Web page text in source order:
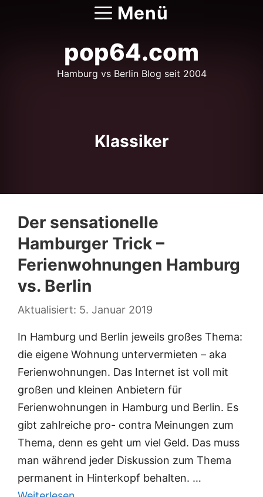
Menü
pop64.com
Hamburg vs Berlin Blog seit 2004
Klassiker
Der sensationelle
Hamburger Trick –
Ferienwohnungen Hamburg
vs. Berlin
5. Januar 2019
In Hamburg und Berlin jeweils großes Thema:
die eigene Wohnung untervermieten – aka
Ferienwohnungen. Das Internet ist voll mit
großen und kleinen Anbietern für
Ferienwohnungen in Hamburg und Berlin. Es
gibt zahlreiche pro- contra Meinungen zum
Thema, denn es geht um viel Geld. Das muss
man während jeder Diskussion zum Thema
permanent in Hinterkopf behalten. …